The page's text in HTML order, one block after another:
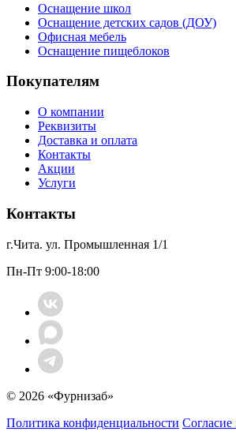
Оснащение школ
Оснащение детских садов (ДОУ)
Офисная мебель
Оснащение пищеблоков
Покупателям
О компании
Реквизиты
Доставка и оплата
Контакты
Акции
Услуги
Контакты
г.Чита. ул. Промышленная 1/1
Пн-Пт 9:00-18:00
© 2026 «Фурнизаб»
Политика конфиденциальности Согласие